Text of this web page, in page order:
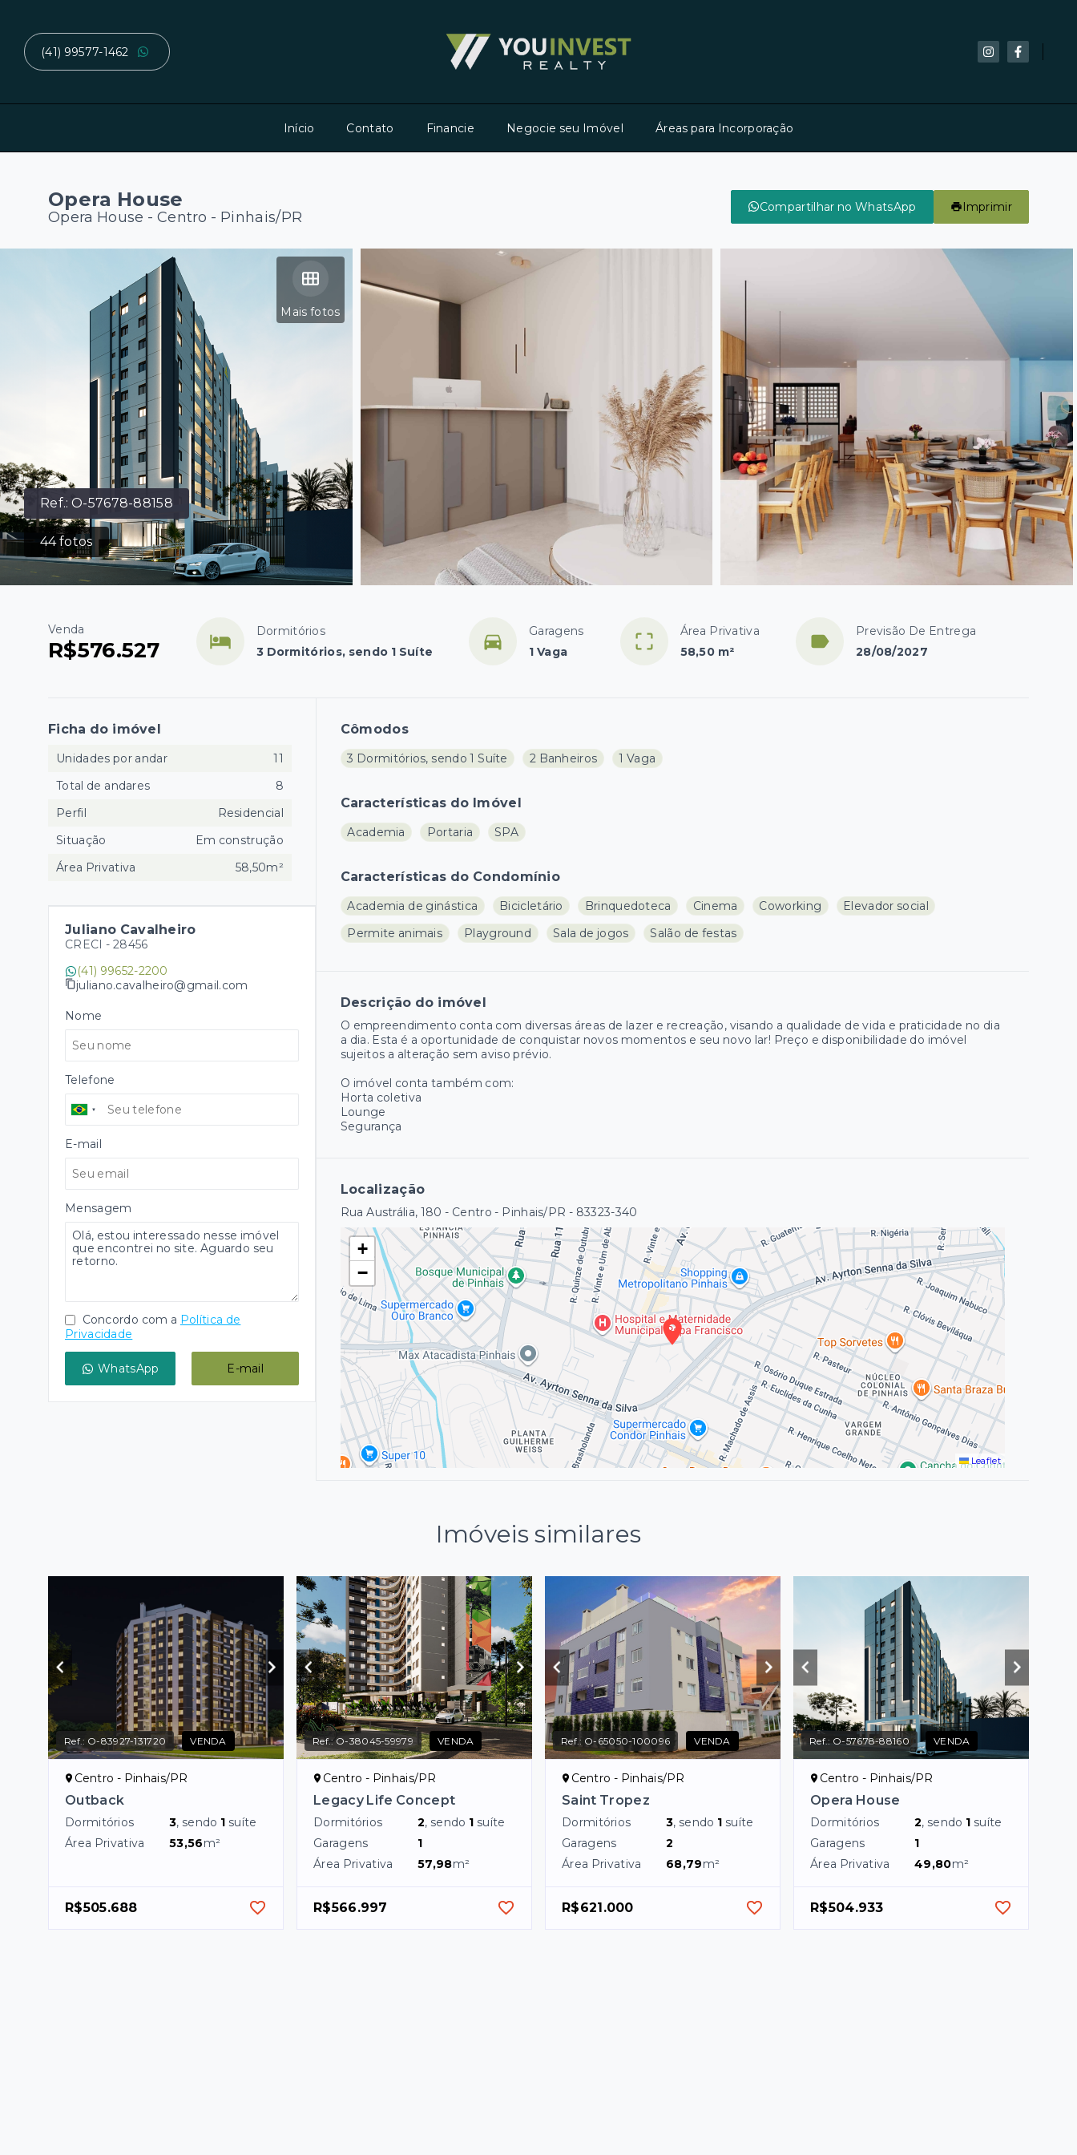
(41) 99577-1462
Início Contato Financie Negocie seu Imóvel Áreas para Incorporação
Opera House
Opera House - Centro - Pinhais/PR
Compartilhar no WhatsApp Imprimir
Ref.:O-57678-88158
44fotos
Mais fotos
Venda
R$576.527
Dormitórios
3 Dormitórios, sendo 1 Suíte
Garagens
1 Vaga
Área Privativa
58,50 m²
Previsão De Entrega
28/08/2027
Cômodos
3 Dormitórios, sendo 1 Suíte 2 Banheiros 1 Vaga
Características do Imóvel
Academia Portaria SPA
Características do Condomínio
Academia de ginástica Bicicletário Brinquedoteca Cinema Coworking
Elevador social
Permite animais
Playground Sala de jogos Salão de festas
Descrição do imóvel
O empreendimento conta com diversas áreas de lazer e recreação, visando a qualidade de vida e praticidade no dia
a dia. Esta é a oportunidade de conquistar novos momentos e seu novo lar! Preço e disponibilidade do imóvel
sujeitos a alteração sem aviso prévio.
O imóvel conta também com:
Horta coletiva
Lounge
Segurança
Localização
Rua Austrália, 180 - Centro - Pinhais/PR - 83323-340
+
−
Leaflet
Ficha do imóvel
Unidades por andar
11
Total de andares
8
Perfil
Residencial
Situação
Em construção
Área Privativa
58,50m²
Juliano Cavalheiro
CRECI - 28456
(41) 99652-2200
juliano.cavalheiro@gmail.com
Nome
Telefone
E-mail
Mensagem
Concordo com a Política de
Privacidade
WhatsApp E-mail
Imóveis similares
Ref.: O-83927-131720 VENDA
Centro - Pinhais/PR
Outback
Dormitórios 3, sendo 1 suíte
Área Privativa
53,56m²
R$505.688
Ref.:O-38045-59979 VENDA
Centro - Pinhais/PR
Legacy Life Concept
Dormitórios 2, sendo 1 suíte
Garagens
1
Área Privativa
57,98m²
R$566.997
Ref.: O-65050-100096 VENDA
Centro - Pinhais/PR
Saint Tropez
Dormitórios 3, sendo 1 suíte
Garagens
2
Área Privativa
68,79m²
R$621.000
Ref.: O-57678-88160 VENDA
Centro - Pinhais/PR
Opera House
Dormitórios 2, sendo 1 suíte
Garagens
1
Área Privativa
49,80m²
R$504.933